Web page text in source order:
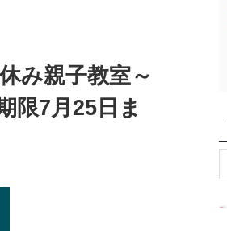
み親子教室～
限7月25日ま